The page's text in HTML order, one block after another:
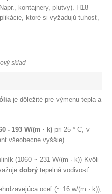
kontajnery, plutvy). H18
ktoré si vyžadujú tuhosť,
sklad
je dôležité pre výmenu tepla a
- 193 W/(m · k) pri 25 ° C, v
všeobecne vyššie).
(1060 ~ 231 W/(m · k)) Kvôli
dobrý tepelná vodivosť.
oceľ (~ 16 w/(m · k)),